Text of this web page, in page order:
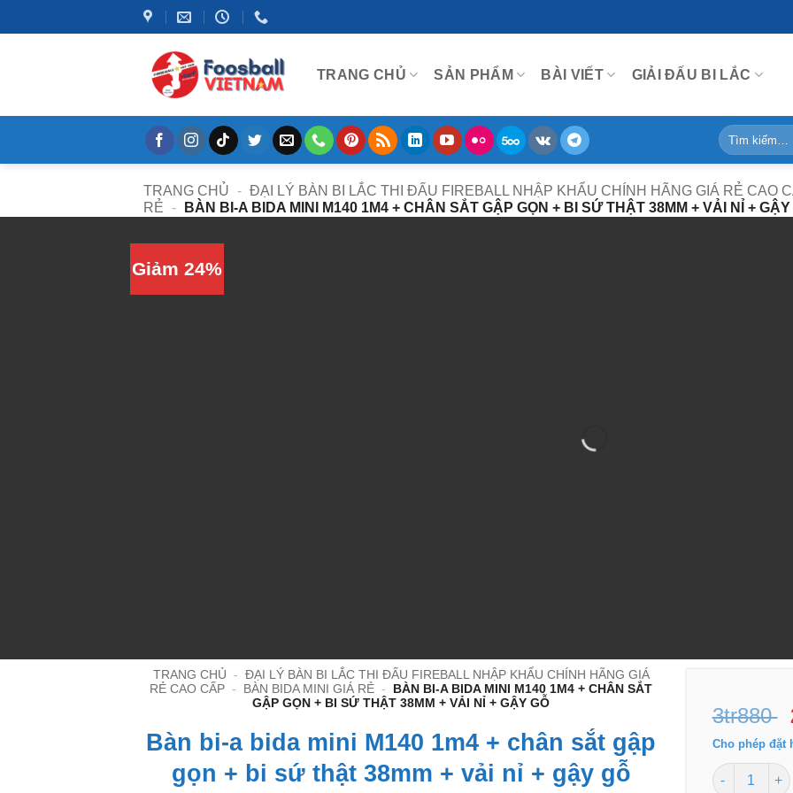
qua
TRANG CHỦ SẢN PHẨM BÀI VIẾT GIẢI ĐẤU BI LẮC
Tìm
kiếm:
TRANG CHỦ - ĐẠI LÝ BÀN BI LẮC THI ĐẤU FIREBALL NHẬP KHẨU CHÍNH HÃNG GIÁ RẺ CAO
RẺ
- BÀN BI-A BIDA MINI M140 1M4 + CHÂN SẮT GẬP GỌN + BI SỨ THẬT 38MM + VẢI NỈ + GẬY
Giảm 24%
TRANG CHỦ - ĐẠI LÝ BÀN BI LẮC THI ĐẤU FIREBALL NHẬP KHẨU CHÍNH HÃNG GIÁ
RẺ CAO CẤP - BÀN BIDA MINI GIÁ RẺ -
BÀN BI-A BIDA MINI M140 1M4 + CHÂN SẮT
GẬP GỌN + BI SỨ THẬT 38MM + VẢI NỈ + GẬY GỖ
Bàn bi-a bida mini M140 1m4 + chân sắt gập
gọn + bi sứ thật 38mm + vải nỉ + gậy gỗ
3tr880
Cho phép đặt
Bàn bi-a